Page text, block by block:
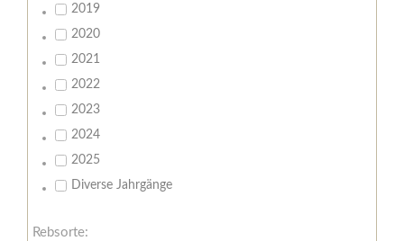
2019
2020
2021
2022
2023
2024
2025
Diverse Jahrgänge
Rebsorte: